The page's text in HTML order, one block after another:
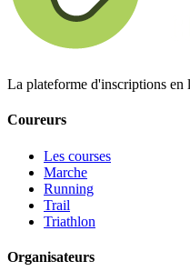
La plateforme d'inscriptions en
Coureurs
Les courses
Marche
Running
Trail
Triathlon
Organisateurs